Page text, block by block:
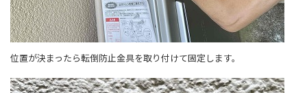
位置が決まったら転倒防止金具を取り付けて固定します。